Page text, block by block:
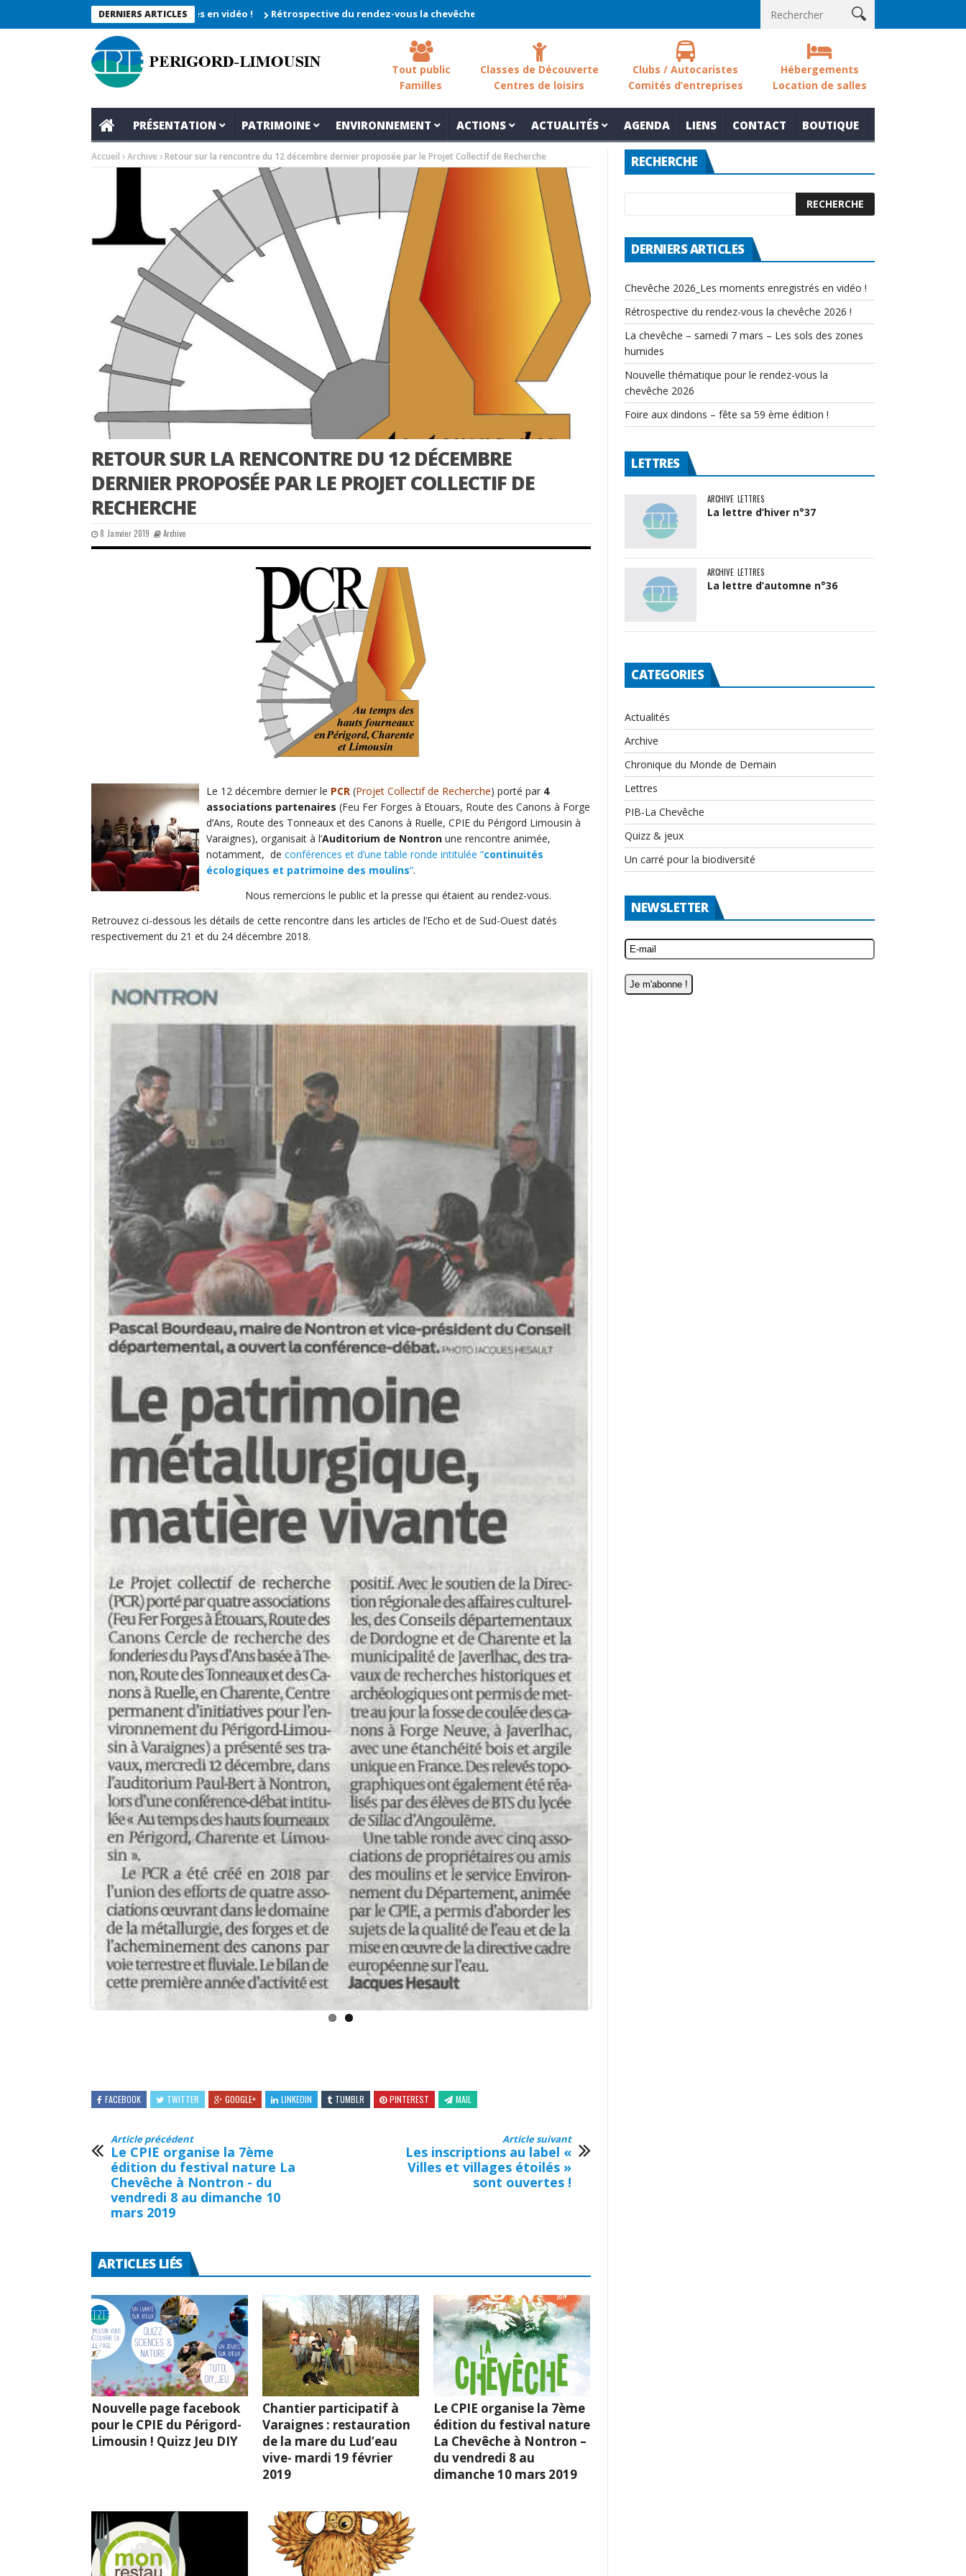
DERNIERS ARTICLES
2026_Les moments enregistrés en vidéo ! Rétrospective du rendez-vous la chevêche 2026 ! La chevêche – samedi 7 mars – Les sols des zones humides Nouvelle thématique pour le rendez-vous
Tout public
Familles
Classes de Découverte
Centres de loisirs
Clubs / Autocaristes
Comités d’entreprises
Hébergements
Location de salles
PRÉSENTATION PATRIMOINE ENVIRONNEMENT ACTIONS ACTUALITÉS AGENDA LIENS CONTACT BOUTIQUE
Accueil Archive Retour sur la rencontre du 12 décembre dernier proposée par le Projet Collectif de Recherche
RETOUR SUR LA RENCONTRE DU 12 DÉCEMBRE
DERNIER PROPOSÉE PAR LE PROJET COLLECTIF DE
RECHERCHE
8 Janvier 2019 Archive
Le 12 décembre dernier le PCR (Projet Collectif de Recherche) porté par 4
associations partenaires (Feu Fer Forges à Etouars, Route des Canons à Forge
d’Ans, Route des Tonneaux et des Canons à Ruelle, CPIE du Périgord Limousin à
Varaignes), organisait à l’Auditorium de Nontron une rencontre animée,
notamment, de conférences et d’une table ronde intitulée “continuités
écologiques et patrimoine des moulins“.
Nous remercions le public et la presse qui étaient au rendez-vous.
Retrouvez ci-dessous les détails de cette rencontre dans les articles de l’Echo et de Sud-Ouest datés
respectivement du 21 et du 24 décembre 2018.
FACEBOOK TWITTER GOOGLE+ LINKEDIN TUMBLR PINTEREST MAIL
Article précédent
Le CPIE organise la 7ème
édition du festival nature La
Chevêche à Nontron - du
vendredi 8 au dimanche 10
mars 2019
Article suivant
Les inscriptions au label «
Villes et villages étoilés »
sont ouvertes !
Nouvelle page facebook
pour le CPIE du Périgord-
Limousin ! Quizz Jeu DIY
Chantier participatif à
Varaignes : restauration
Le CPIE organise la 7ème
Mon Restau Responsable
: le CPIE accompagne
7ème festival La
Chevêche les 8, 9 et 10
mars 2019
RECHERCHE
DERNIERS ARTICLES
Chevêche 2026_Les moments enregistrés en vidéo !
Rétrospective du rendez-vous la chevêche 2026 !
La chevêche – samedi 7 mars – Les sols des zones
humides
Nouvelle thématique pour le rendez-vous la
chevêche 2026
Foire aux dindons – fête sa 59 ème édition !
LETTRES
ARCHIVE LETTRES
La lettre d’hiver n°37
ARCHIVE LETTRES
La lettre d’automne n°36
CATEGORIES
Actualités
Archive
Chronique du Monde de Demain
Lettres
PIB-La Chevêche
Quizz & jeux
Un carré pour la biodiversité
NEWSLETTER